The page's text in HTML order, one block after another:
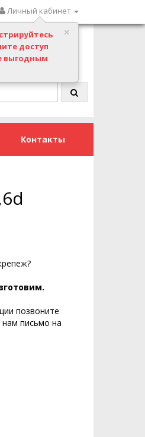
Личный кабинет
звонок
Контакты
позвоните
письмо на
доступ
выгодным